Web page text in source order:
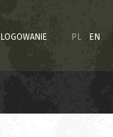
LOGOWANIE PL EN